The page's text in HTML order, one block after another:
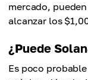
mercado,
alcanzar los
¿Puede
Es poco